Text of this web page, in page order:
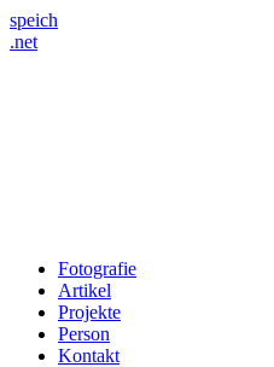
speich
.net
Fotografie
Artikel
Projekte
Person
Kontakt